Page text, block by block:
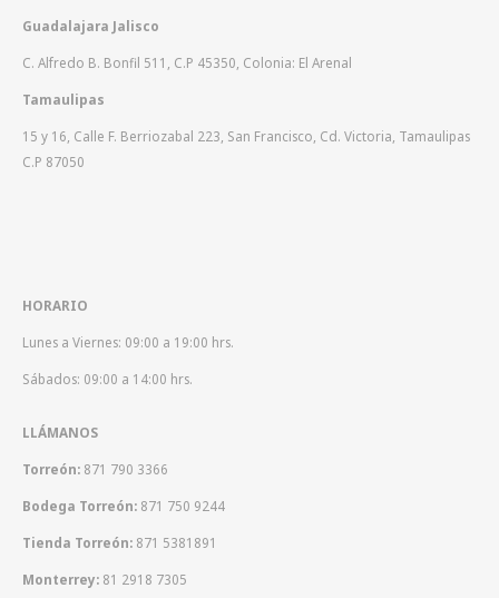
Guadalajara Jalisco
C. Alfredo B. Bonfil 511, C.P 45350, Colonia: El Arenal
Tamaulipas
15 y 16, Calle F. Berriozabal 223, San Francisco, Cd. Victoria, Tamaulipas
C.P 87050
HORARIO
Lunes a Viernes: 09:00 a 19:00 hrs.
Sábados: 09:00 a 14:00 hrs.
LLÁMANOS
Torreón: 871 790 3366
Bodega Torreón: 871 750 9244
Tienda Torreón: 871 5381891
Monterrey: 81 2918 7305